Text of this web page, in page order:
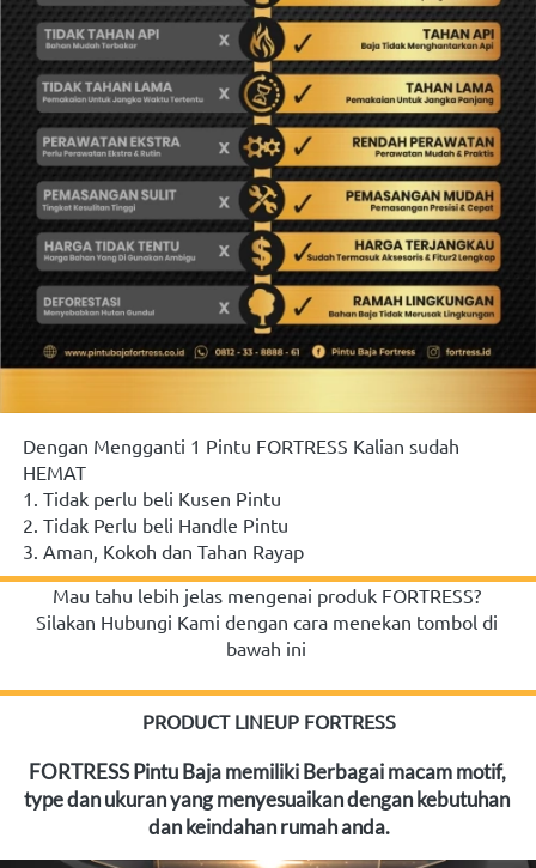
Dengan Mengganti 1 Pintu FORTRESS Kalian sudah
HEMAT
1. Tidak perlu beli Kusen Pintu
2. Tidak Perlu beli Handle Pintu
3. Aman, Kokoh dan Tahan Rayap
Mau tahu lebih jelas mengenai produk FORTRESS?
Silakan Hubungi Kami dengan cara menekan tombol di
bawah ini
PRODUCT LINEUP FORTRESS
FORTRESS Pintu Baja memiliki Berbagai macam motif,
type dan ukuran yang menyesuaikan dengan kebutuhan
dan keindahan rumah anda.